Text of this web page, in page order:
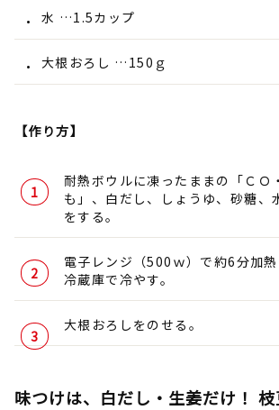
水 …1.5カップ
大根おろし …150ｇ
【作り方】
耐熱ボウルに凍ったままの「ＣＯ
も」、白だし、しょうゆ、砂糖、
をする。
電子レンジ（500ｗ）で約6分加
冷蔵庫で冷やす。
大根おろしをのせる。
味つけは、白だし・生姜だけ！